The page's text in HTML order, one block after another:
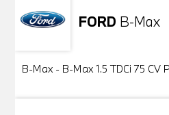
FORD B-Max
B-Max - B-Max 1.5 TDCi 75 CV